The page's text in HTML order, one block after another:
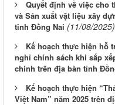
Quyết định về việc cho
và Sản xuất vật liệu xây
tỉnh Đồng Nai (11/08/2025)
Kế hoạch thực hiện hỗ
nghỉ chính sách khi sắp
chính trên địa bàn tỉnh
Kế hoạch thực hiện
Việt Nam” năm 2025 trên